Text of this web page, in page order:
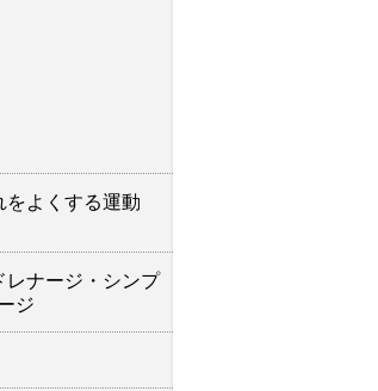
よくする運動
ナージ・シンプ
ジ